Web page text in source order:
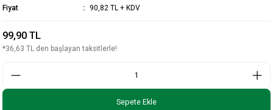
Fiyat
90,82 TL + KDV
99,90 TL
*36,63 TL den başlayan taksitlerle!
Sepete Ekle